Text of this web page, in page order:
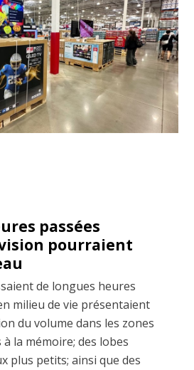
passées
pourraient
de longues heures
milieu de vie présentaient
du volume dans les zones
la mémoire; des lobes
plus petits; ainsi que des